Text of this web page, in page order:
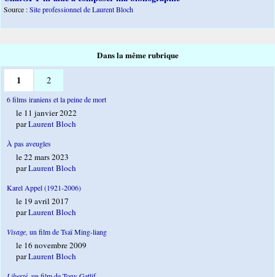
Source :Site professionnel de Laurent Bloch
Dans la même rubrique
1 2
6 films iraniens et la peine de mort
le 11 janvier 2022
parLaurent Bloch
À pas aveugles
le 22 mars 2023
parLaurent Bloch
Karel Appel (1921-2006)
le 19 avril 2017
parLaurent Bloch
Visage, un film de Tsaï Ming-liang
le 16 novembre 2009
parLaurent Bloch